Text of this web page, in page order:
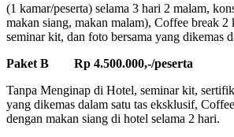
(1 kamar/peserta) selama 3 hari 2 malam,
makan siang, makan malam), Coffee break 2
seminar kit, dan foto bersama yang dikemas
Paket B Rp 4.500.000,-/peserta
Tanpa Menginap di Hotel, seminar kit,
yang dikemas dalam satu tas eksklusif,
dengan makan siang di hotel selama 2 hari.